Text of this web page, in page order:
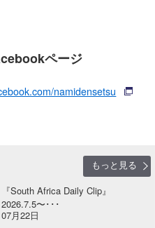
ページ
namidensetsu
もっと見る
『South Africa Daily Clip』
2026.7.5〜･･･
07月22日
Obata
章
香